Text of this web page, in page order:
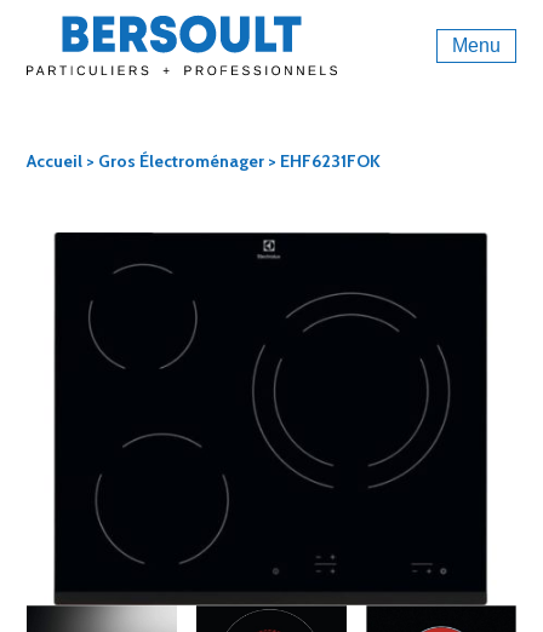
Menu
Accueil > Gros Électroménager > EHF6231FOK